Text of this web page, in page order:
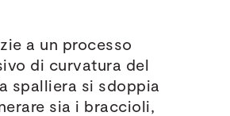
a un processo
di curvatura del
spalliera si sdoppia
sia i braccioli,